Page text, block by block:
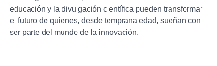
educación y la divulgación científica pueden transformar
el futuro de quienes, desde temprana edad, sueñan con
ser parte del mundo de la innovación.